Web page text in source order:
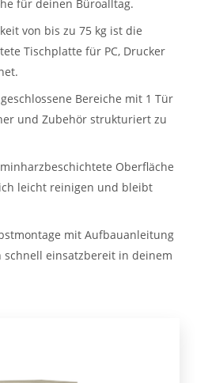
für deinen Büroalltag.
von bis zu 75 kg ist die
Tischplatte für PC, Drucker
Bereiche mit 1 Tür
und Zubehör strukturiert zu
Oberfläche
leicht reinigen und bleibt
mit Aufbauanleitung
schnell einsatzbereit in deinem